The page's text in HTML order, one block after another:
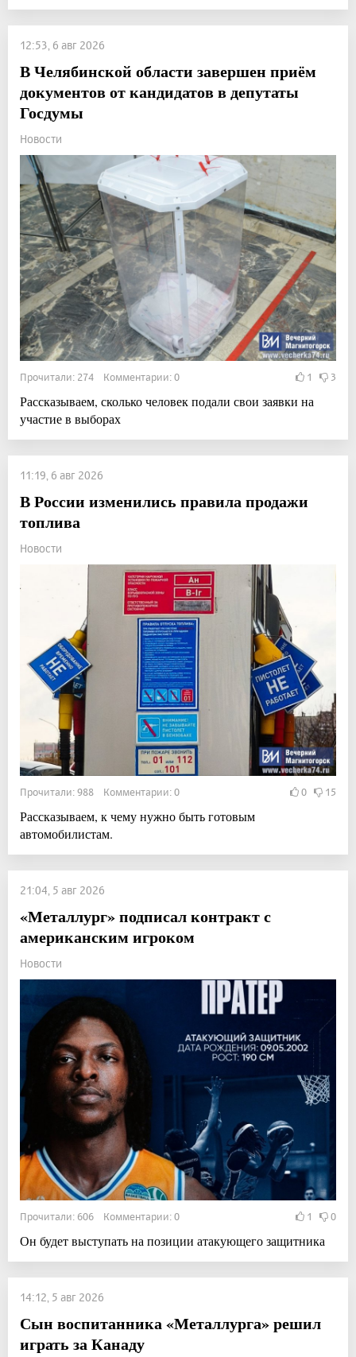
12:53, 6 авг 2026
В Челябинской области завершен приём
документов от кандидатов в депутаты
Госдумы
Новости
Прочитали: 274 Комментарии: 0 1 3
Рассказываем, сколько человек подали свои заявки на
участие в выборах
11:19, 6 авг 2026
В России изменились правила продажи
топлива
Новости
Прочитали: 988 Комментарии: 0 0 15
Рассказываем, к чему нужно быть готовым
автомобилистам.
21:04, 5 авг 2026
«Металлург» подписал контракт с
американским игроком
Новости
Прочитали: 606 Комментарии: 0 1 0
Он будет выступать на позиции атакующего защитника
14:12, 5 авг 2026
Сын воспитанника «Металлурга» решил
играть за Канаду